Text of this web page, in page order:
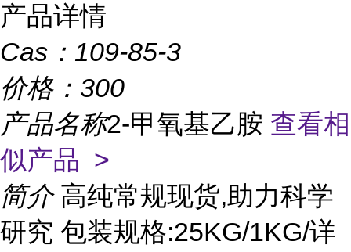
产品详情
Cas： 109-85-3
价格： 300
产品名称2-甲氧基乙胺 查看相
似产品 >
简介 高纯常规现货,助力科学
研究 包装规格:25KG/1KG/详